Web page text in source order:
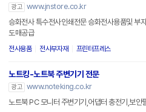
광고
www.jnstore.co.kr
승화전사 특수전사인쇄전문 승화전사용품및 부
도매공급
전사용품 전사부자재 프린터프레스
노트킹-노트북 주변기기 전문
광고
www.noteking.co.kr
노트북 PC 모니터 주변기기,어댑터 충전기,보